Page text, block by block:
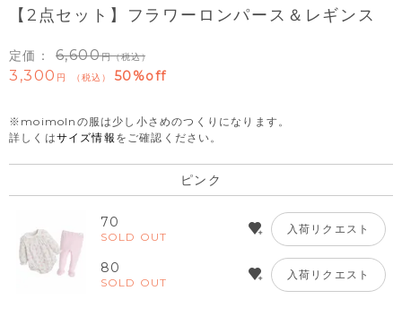
【2点セット】フラワーロンパース＆レギンス
定価： 6,600 （税込）
3,300 税込 50%off
※moimolnの服は少し小さめのつくりになります。
詳しくはサイズ情報 をご確認ください。
ピンク
70
SOLD OUT
入荷リクエスト
80
SOLD OUT
入荷リクエスト